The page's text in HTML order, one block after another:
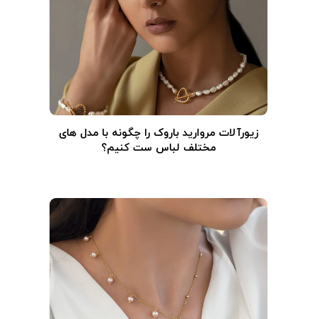
زیورآلات مروارید باروک را چگونه با مدل های
مختلف لباس ست کنیم؟